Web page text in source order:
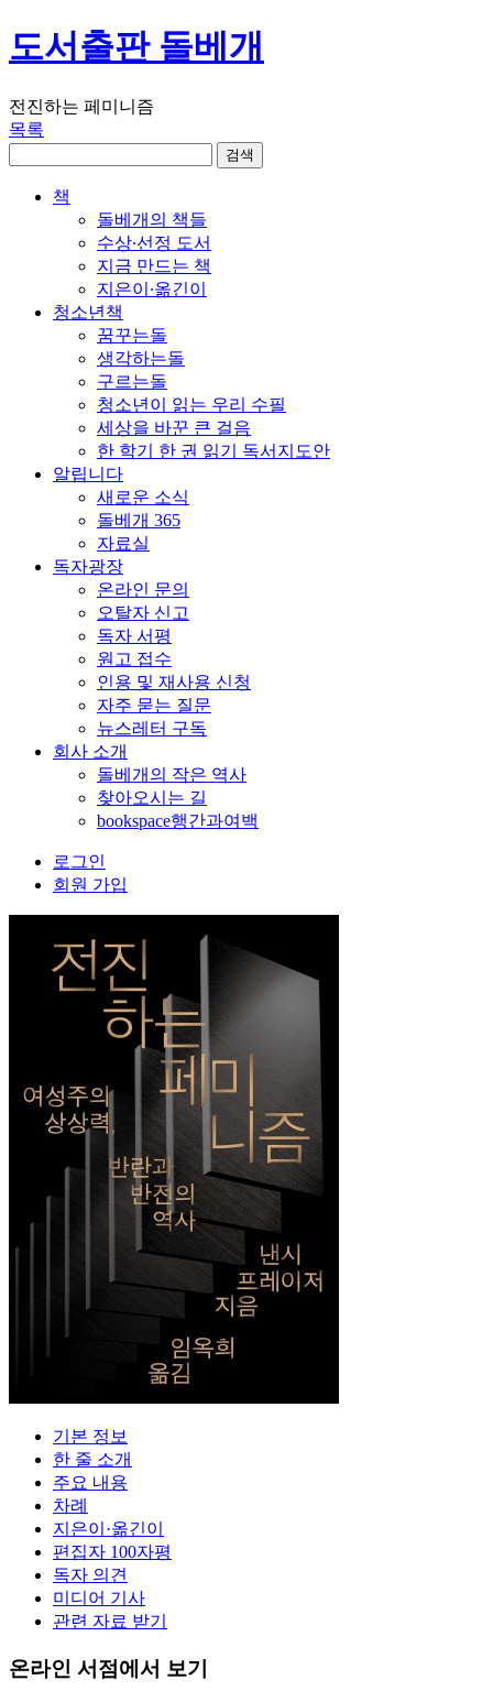
도서출판 돌베개
전진하는 페미니즘
목록
책
돌베개의 책들
수상∙선정 도서
지금 만드는 책
지은이∙옮긴이
청소년책
꿈꾸는돌
생각하는돌
구르는돌
청소년이 읽는 우리 수필
세상을 바꾼 큰 걸음
한 학기 한 권 읽기 독서지도안
알립니다
새로운 소식
돌베개 365
자료실
독자광장
온라인 문의
오탈자 신고
독자 서평
원고 접수
인용 및 재사용 신청
자주 묻는 질문
뉴스레터 구독
회사 소개
돌베개의 작은 역사
찾아오시는 길
bookspace행간과여백
로그인
회원 가입
기본 정보
한 줄 소개
주요 내용
차례
지은이·옮긴이
편집자 100자평
독자 의견
미디어 기사
관련 자료 받기
온라인 서점에서 보기